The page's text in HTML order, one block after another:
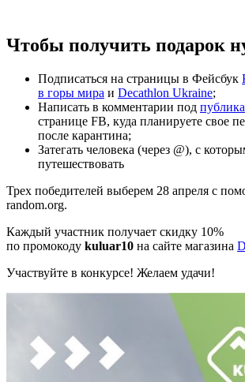
Чтобы получить подарок
Подписаться на страницы в Фейсбук
в горы мира и Decathlon Ukraine;
Написать в комментарии под
странице FB, куда планируете свое
после карантина;
Затегать человека (через @), с
путешествовать
Трех победителей выберем 28 апреля с
random.org.
Каждый участник получает скидку 10%
по промокоду kuluar10 на сайте магазина
Участвуйте в конкурсе! Желаем удачи!